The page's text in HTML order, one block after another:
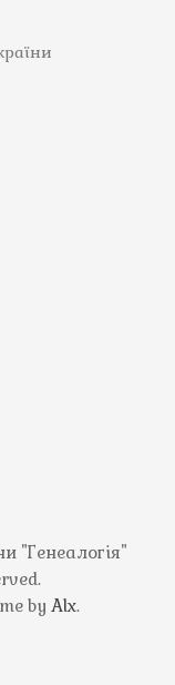
"Генеалогія"
by Alx.